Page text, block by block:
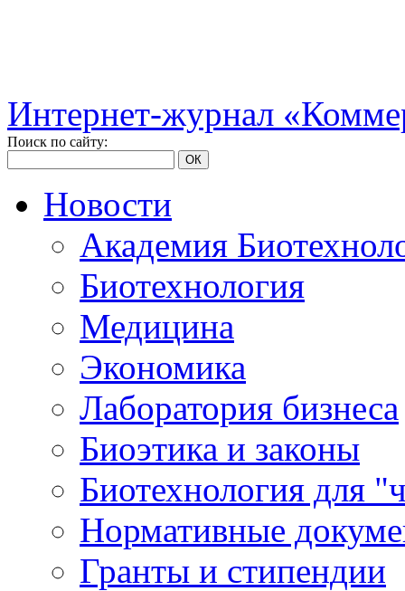
Интернет-журнал
Поиск по сайту:
ОК
Новости
Академия
Биотехнология
Медицина
Экономика
Лаборатория бизнеса
Биоэтика и законы
Биотехнология для
Нормативные
Гранты и стипендии